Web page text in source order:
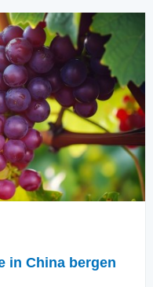
in China bergen